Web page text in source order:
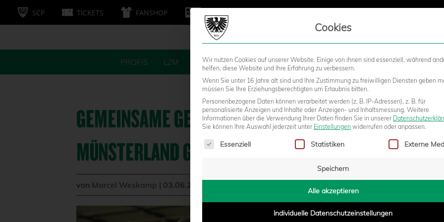
SCP TICKETS FANSHOP
PROFIS LZM FANS STADION BUSINESS KIDS
GEMEINSAME GESCHICHTE MIT DER VOLKSBANK IM
MÜNSTERLAND GEHT WEITER
von Marcel Weskamp | 03.06.2026 - 08:00
Cookies
Wir nutzen Cookies auf unserer Website. Einige von ihnen sind essenziell, während
helfen, diese Website und Ihre Erfahrung zu verbessern.
Wenn Sie unter 16 Jahre alt sind und Ihre Zustimmung zu freiwilligen Diensten geben
müssen Sie Ihre Erziehungsberechtigten um Erlaubnis bitten.
Personenbezogene Daten können verarbeitet werden (z. B. IP-Adressen), z. B. für
personalisierte Anzeigen und Inhalte oder Anzeigen- und Inhaltsmessung. Weitere
Informationen über die Verwendung Ihrer Daten finden Sie in unserer
Sie können Ihre Auswahl jederzeit unter Einstellungen widerrufen oder anpassen.
Es folgt eine Liste der Service-Gruppen, für die eine Einwilligung erteilt
Essenziell Statistiken Externe
Speichern
Alle akzeptieren
Individuelle Datenschutzeinstellungen